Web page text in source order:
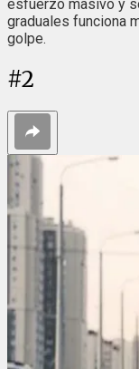
esfuerzo masivo y
graduales funciona
golpe.
#2